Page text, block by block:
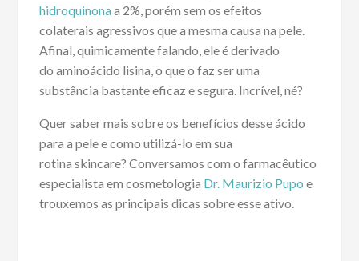
hidroquinonaa 2%, porém sem os efeitos
colaterais agressivos que a mesma causa na pele.
Afinal, quimicamente falando, ele é derivado
do aminoácido lisina, o que o faz ser uma
substância bastante eficaz e segura. Incrível, né?
Quer saber mais sobre os benefícios desse ácido
para a pele e como utilizá-lo em sua
rotina skincare? Conversamos com o farmacêutico
especialista em cosmetologia Dr. Maurizio Pupo e
trouxemos as principais dicas sobre esse ativo.